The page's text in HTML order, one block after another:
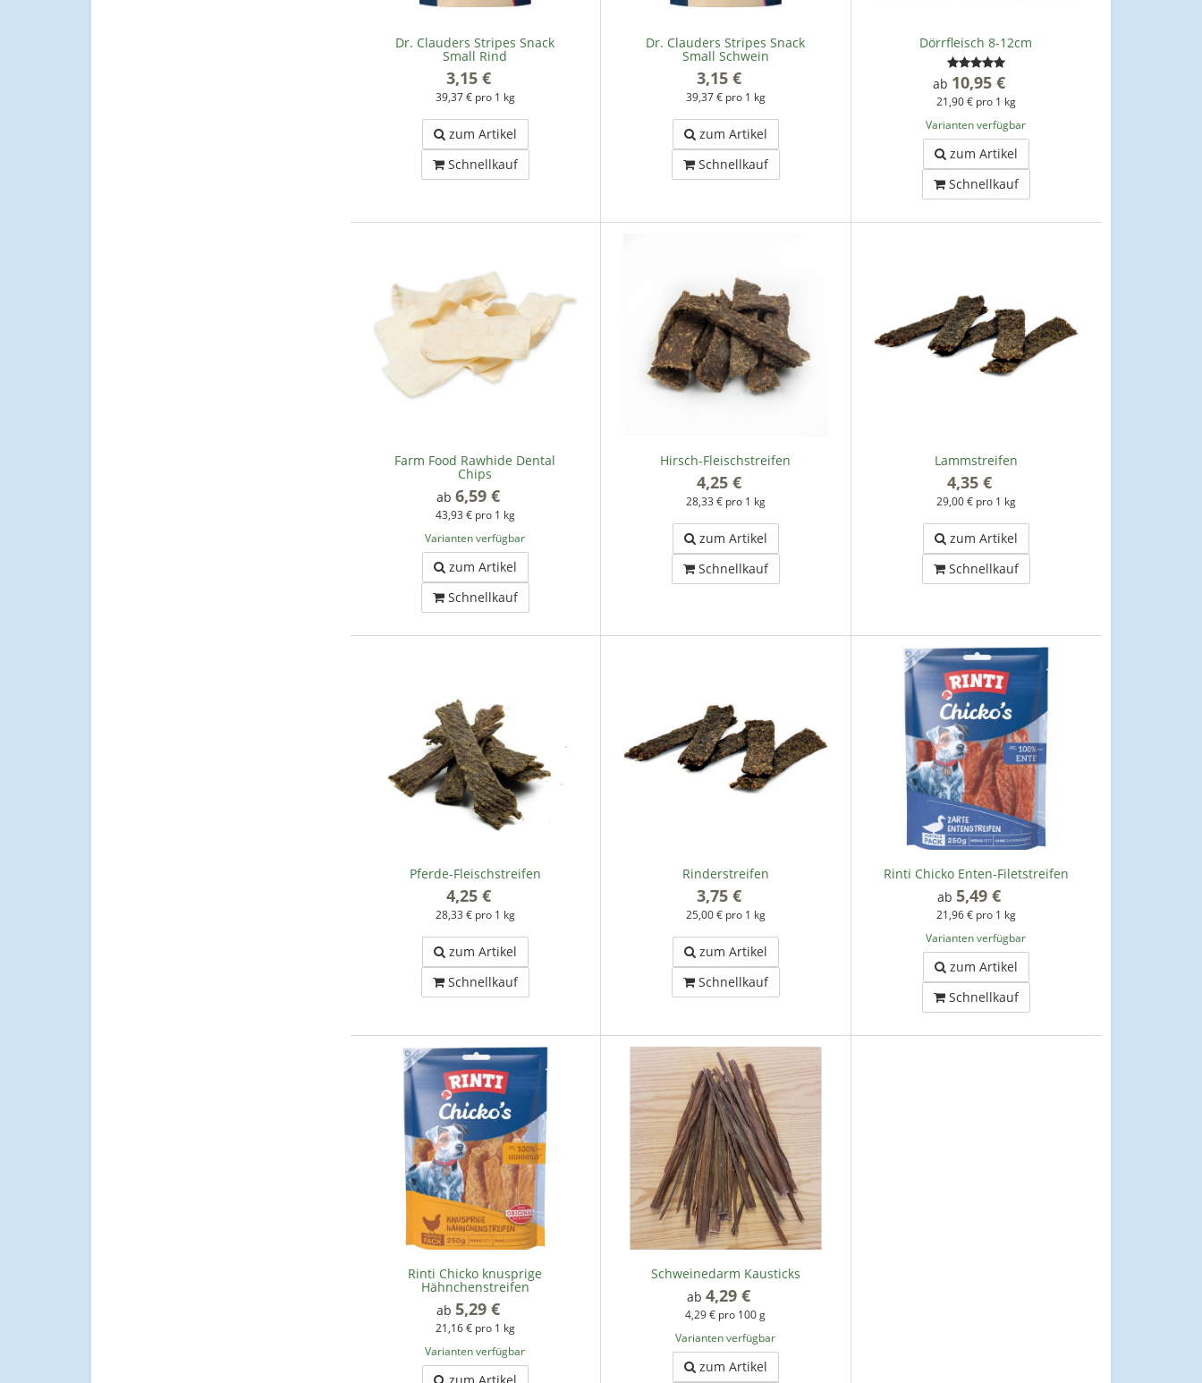
Dr. Clauders Stripes Snack
Small Rind
3,15 €
39,37 € pro 1 kg
zum Artikel
Schnellkauf
Dr. Clauders Stripes Snack
Small Schwein
3,15 €
39,37 € pro 1 kg
zum Artikel
Schnellkauf
Dörrfleisch 8-12cm
ab 10,95 €
21,90 € pro 1 kg
Varianten verfügbar
zum Artikel
Schnellkauf
Farm Food Rawhide Dental
Chips
ab6,59 €
43,93 € pro 1 kg
Varianten verfügbar
zum Artikel
Schnellkauf
Hirsch-Fleischstreifen
4,25 €
28,33 € pro 1 kg
zum Artikel
Schnellkauf
Lammstreifen
4,35 €
29,00 € pro 1 kg
zum Artikel
Schnellkauf
Pferde-Fleischstreifen
4,25 €
28,33 € pro 1 kg
zum Artikel
Schnellkauf
Rinderstreifen
3,75 €
25,00 € pro 1 kg
zum Artikel
Schnellkauf
Rinti Chicko Enten-Filetstreifen
ab 5,49 €
21,96 € pro 1 kg
Varianten verfügbar
zum Artikel
Schnellkauf
Rinti Chicko knusprige
Hähnchenstreifen
ab 5,29 €
21,16 € pro 1 kg
Varianten verfügbar
Schweinedarm Kausticks
ab4,29 €
4,29 € pro 100 g
Varianten verfügbar
zum Artikel